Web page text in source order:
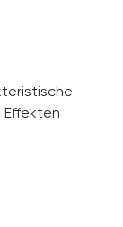
Effekten